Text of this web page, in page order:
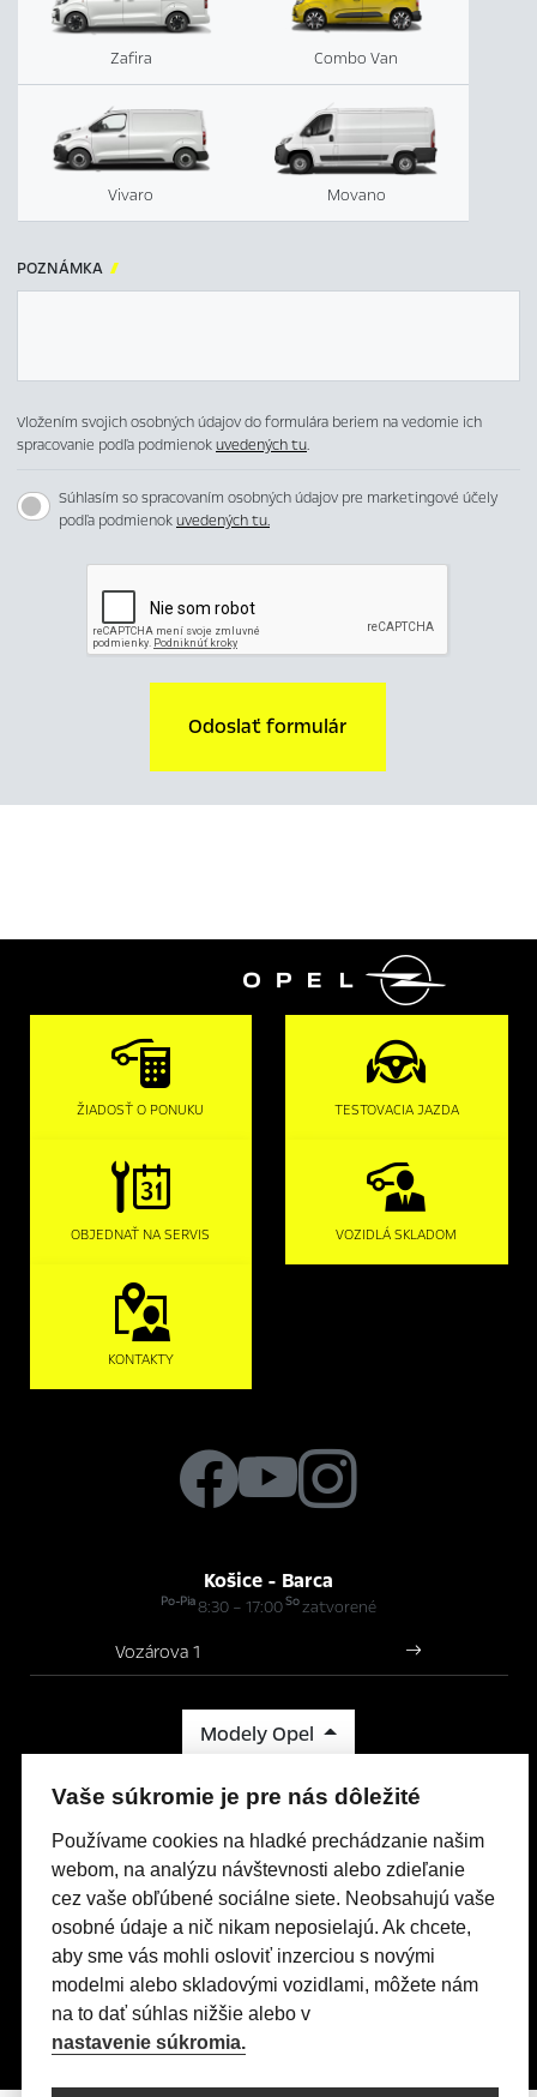
Zafira Combo Van
Vivaro Movano
POZNÁMKA 
Vložením svojich osobných údajov do formulára beriem na vedomie ich
spracovanie podľa podmienokuvedených tu.
Súhlasím so spracovaním osobných údajov pre marketingové účely
podľa podmienokuvedených tu.
Odoslať formulár

ŽIADOSŤ O PONUKU TESTOVACIA JAZDA
OBJEDNAŤ NA SERVIS VOZIDLÁ SKLADOM
KONTAKTY
Košice - Barca
Po-Pia8:30 – 17:00Sozatvorené
Vozárova 1
Modely Opel
Servis & Príslušenstvo
Kontakty
Nastavení cookies
Realizácia 2025 & lead management GROWITO
Vaše súkromie je pre nás dôležité
Používame cookies na hladké prechádzanie našim
webom, na analýzu návštevnosti alebo zdieľanie
cez vaše obľúbené sociálne siete. Neobsahujú vaše
osobné údaje a nič nikam neposielajú. Ak chcete,
aby sme vás mohli osloviť inzerciou s novými
modelmi alebo skladovými vozidlami, môžete nám
na to dať súhlas nižšie alebo v
nastavenie súkromia.